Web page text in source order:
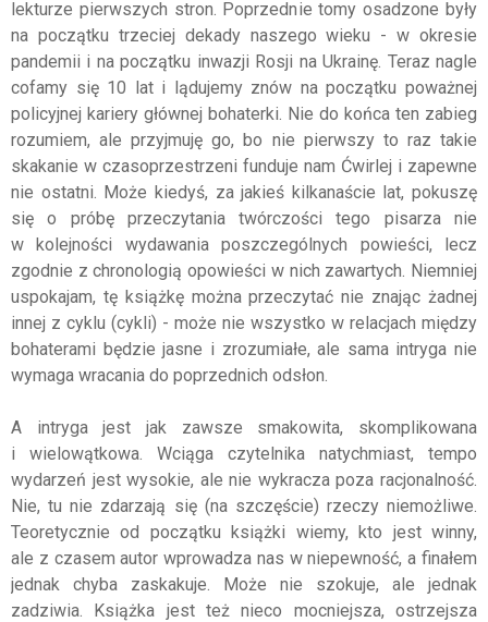
lekturze pierwszych stron. Poprzednie tomy osadzone były
na początku trzeciej dekady naszego wieku - w okresie
pandemii i na początku inwazji Rosji na Ukrainę. Teraz nagle
cofamy się 10 lat i lądujemy znów na początku poważnej
policyjnej kariery głównej bohaterki. Nie do końca ten zabieg
rozumiem, ale przyjmuję go, bo nie pierwszy to raz takie
skakanie w czasoprzestrzeni funduje nam Ćwirlej i zapewne
nie ostatni. Może kiedyś, za jakieś kilkanaście lat, pokuszę
się o próbę przeczytania twórczości tego pisarza nie
w kolejności wydawania poszczególnych powieści, lecz
zgodnie z chronologią opowieści w nich zawartych. Niemniej
uspokajam, tę książkę można przeczytać nie znając żadnej
innej z cyklu (cykli) - może nie wszystko w relacjach między
bohaterami będzie jasne i zrozumiałe, ale sama intryga nie
wymaga wracania do poprzednich odsłon.
A intryga jest jak zawsze smakowita, skomplikowana
i wielowątkowa. Wciąga czytelnika natychmiast, tempo
wydarzeń jest wysokie, ale nie wykracza poza racjonalność.
Nie, tu nie zdarzają się (na szczęście) rzeczy niemożliwe.
Teoretycznie od początku książki wiemy, kto jest winny,
ale z czasem autor wprowadza nas w niepewność, a finałem
jednak chyba zaskakuje. Może nie szokuje, ale jednak
zadziwia. Książka jest też nieco mocniejsza, ostrzejsza